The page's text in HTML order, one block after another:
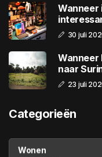
Wanneer
30 juli
Wanneer
naar
23 juli
Categorieën
Wonen